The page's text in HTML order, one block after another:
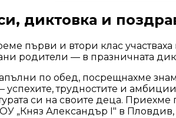
диктовка и
първи и втори клас
родители — в празничната
по обед, посрещнахме
трудностите и
си на своите деца.
„Княз Александър I" в